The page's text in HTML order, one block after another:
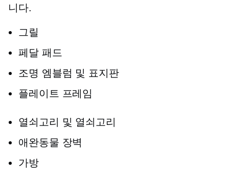
니다.
그릴
페달 패드
조명 엠블럼 및 표지판
플레이트 프레임
열쇠고리 및 열쇠고리
애완동물 장벽
가방